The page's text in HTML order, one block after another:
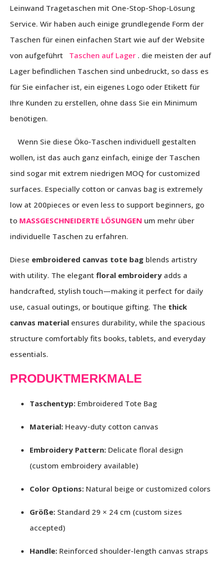
Leinwand Tragetaschen mit One-Stop-Shop-Lösung
Service. Wir haben auch einige grundlegende Form der
Taschen für einen einfachen Start wie auf der Website
von aufgeführt
Taschen auf Lager . die meisten der auf
Lager befindlichen Taschen sind unbedruckt, so dass es
für Sie einfacher ist, ein eigenes Logo oder Etikett für
Ihre Kunden zu erstellen, ohne dass Sie ein Minimum
benötigen.
Wenn Sie diese Öko-Taschen individuell gestalten
wollen, ist das auch ganz einfach, einige der Taschen
sind sogar mit extrem niedrigen MOQ for customized
surfaces. Especially cotton or canvas bag is extremely
low at 200pieces or even less to support beginners, go
to MASSGESCHNEIDERTE LÖSUNGEN um mehr über
individuelle Taschen zu erfahren.
Diese embroidered canvas tote bag blends artistry
with utility. The elegant floral embroidery adds a
handcrafted, stylish touch—making it perfect for daily
use, casual outings, or boutique gifting. The thick
canvas material ensures durability, while the spacious
structure comfortably fits books, tablets, and everyday
essentials.
PRODUKTMERKMALE
Taschentyp: Embroidered Tote Bag
Material: Heavy-duty cotton canvas
Embroidery Pattern: Delicate floral design
(custom embroidery available)
Color Options: Natural beige or customized colors
Größe: Standard 29 × 24 cm (custom sizes
accepted)
Handle: Reinforced shoulder-length canvas straps